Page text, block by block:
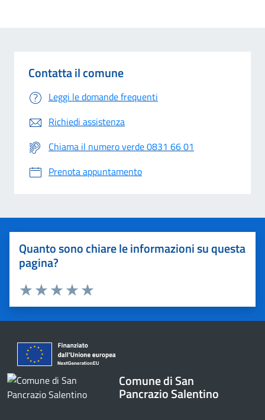
Contatta il comune
Leggi le domande frequenti
Richiedi assistenza
Chiama il numero verde 0831 66 01
Prenota appuntamento
Quanto sono chiare le informazioni su questa
pagina?
Valuta 5 stelle su 5
Valuta 4 stelle su 5
Valuta 3 stelle su 5
Valuta 2 stelle su 5
Valuta 1 stelle su 5
Comune di San
Pancrazio Salentino